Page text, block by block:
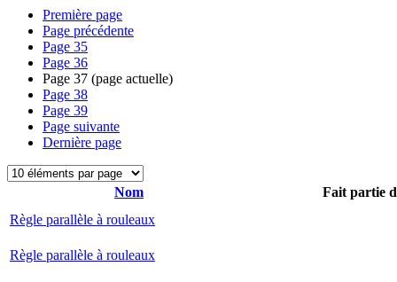
Première page
Page précédente
Page 35
Page 36
Page 37 (page actuelle)
Page 38
Page 39
Page suivante
Dernière page
Nom
Fait partie
Règle parallèle à rouleaux
Règle parallèle à rouleaux